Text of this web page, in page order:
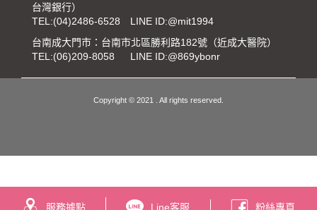
台灣銀行）
TEL:(04)2486-6528
LINE ID:@mit1994
台南成大門市：台南市北區勝利路182號（近成大醫院）
TEL:(06)209-8058 LINE ID:@869ybonr
Copyright © 2021 . All rights reserved.
服務據點 Line客服 粉絲專頁